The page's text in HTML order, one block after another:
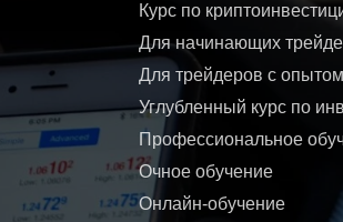
Курс по
Для начинающих
Для трейдеров с опытом
Углубленный курс по
Профессиональное
Очное обучение
Онлайн-обучение